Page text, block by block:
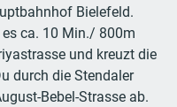
Bielefeld.
ca. 10 Min./ 800m
und kreuzt die
durch die Stendaler
Bebel-Strasse ab.